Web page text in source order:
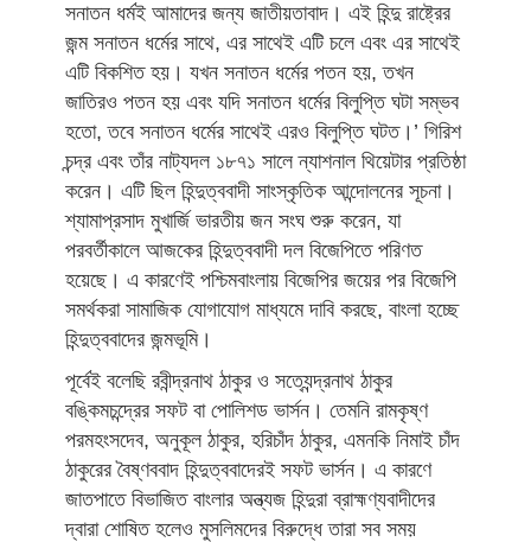
সনাতন ধর্মই আমাদের জন্য জাতীয়তাবাদ। এই হিন্দু রাষ্ট্রের
জন্ম সনাতন ধর্মের সাথে, এর সাথেই এটি চলে এবং এর সাথেই
এটি বিকশিত হয়। যখন সনাতন ধর্মের পতন হয়, তখন
জাতিরও পতন হয় এবং যদি সনাতন ধর্মের বিলুপ্তি ঘটা সম্ভব
হতো, তবে সনাতন ধর্মের সাথেই এরও বিলুপ্তি ঘটত।’ গিরিশ
চন্দ্র এবং তাঁর নাট্যদল ১৮৭১ সালে ন্যাশনাল থিয়েটার প্রতিষ্ঠা
করেন। এটি ছিল হিন্দুত্ববাদী সাংস্কৃতিক আন্দোলনের সূচনা।
শ্যামাপ্রসাদ মুখার্জি ভারতীয় জন সংঘ শুরু করেন, যা
পরবর্তীকালে আজকের হিন্দুত্ববাদী দল বিজেপিতে পরিণত
হয়েছে। এ কারণেই পশ্চিমবাংলায় বিজেপির জয়ের পর বিজেপি
সমর্থকরা সামাজিক যোগাযোগ মাধ্যমে দাবি করছে, বাংলা হচ্ছে
হিন্দুত্ববাদের জন্মভূমি।
পূর্বেই বলেছি রবীন্দ্রনাথ ঠাকুর ও সত্যেন্দ্রনাথ ঠাকুর
বঙ্কিমচন্দ্রের সফট বা পোলিশড ভার্সন। তেমনি রামকৃষ্ণ
পরমহংসদেব, অনুকূল ঠাকুর, হরিচাঁদ ঠাকুর, এমনকি নিমাই চাঁদ
ঠাকুরের বৈষ্ণববাদ হিন্দুত্ববাদেরই সফট ভার্সন। এ কারণে
জাতপাতে বিভাজিত বাংলার অন্ত্যজ হিন্দুরা ব্রাহ্মণ্যবাদীদের
দ্বারা শোষিত হলেও মুসলিমদের বিরুদ্ধে তারা সব সময়